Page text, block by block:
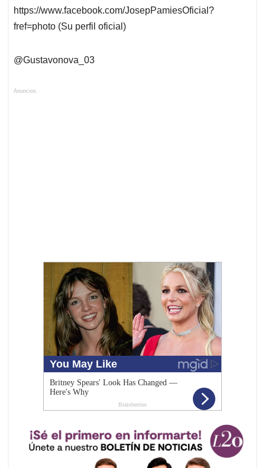
https://www.facebook.com/JosepPamiesOficial?
fref=photo (Su perfil oficial)
@Gustavonova_03
Anuncios.